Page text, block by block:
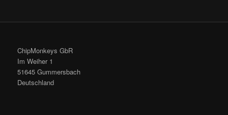
ChipMonkeys GbR
Im Weiher 1
51645 Gummersbach
Deutschland